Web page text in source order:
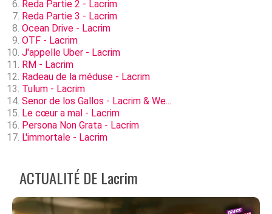
Reda Partie 2 - Lacrim
Reda Partie 3 - Lacrim
Ocean Drive - Lacrim
OTF - Lacrim
J'appelle Uber - Lacrim
RM - Lacrim
Radeau de la méduse - Lacrim
Tulum - Lacrim
Senor de los Gallos - Lacrim & We...
Le cœur a mal - Lacrim
Persona Non Grata - Lacrim
L'immortale - Lacrim
ACTUALITÉ DE Lacrim